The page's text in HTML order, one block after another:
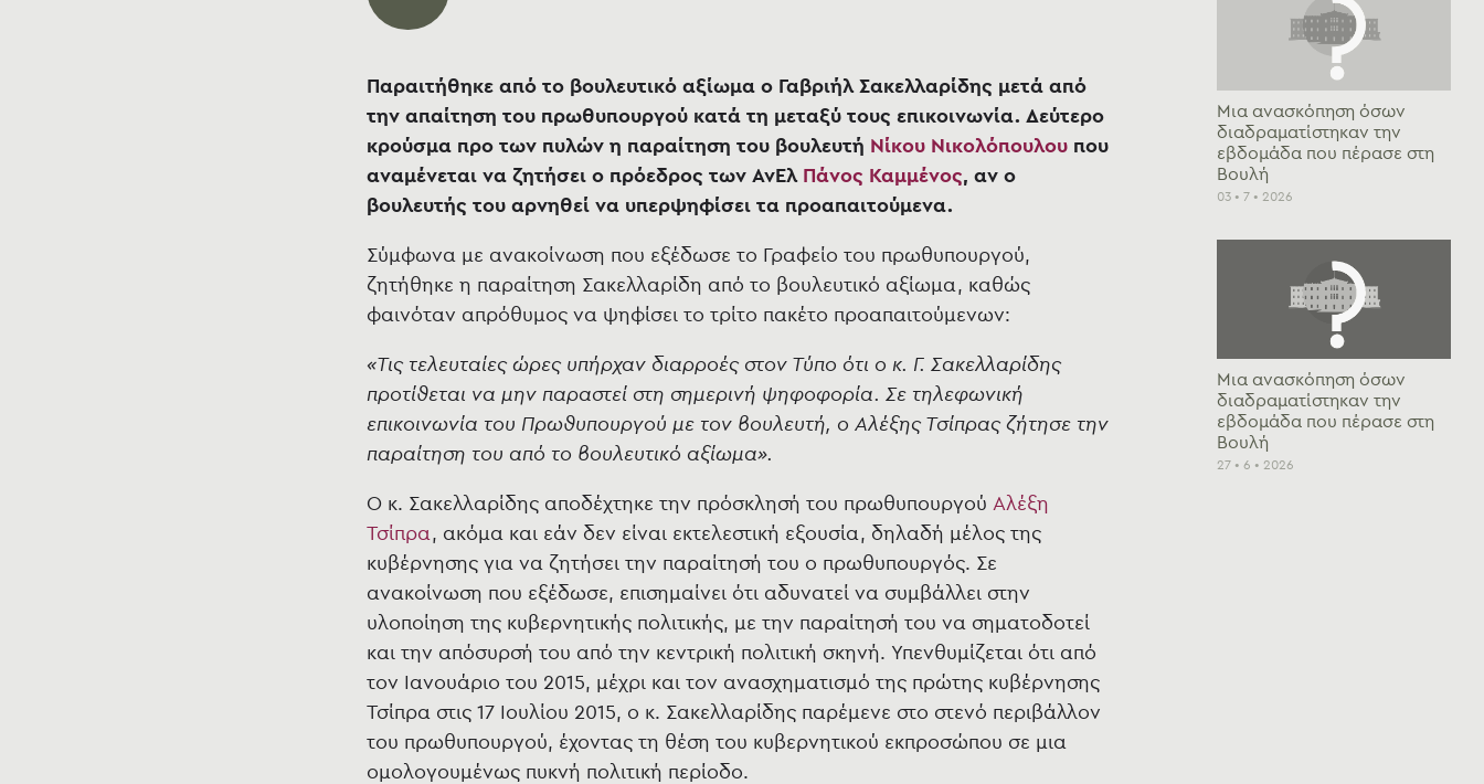
Παραιτήθηκε από το βουλευτικό αξίωμα ο Γαβριήλ Σακελλαρίδης μετά από
την απαίτηση του πρωθυπουργού κατά τη μεταξύ τους επικοινωνία. Δεύτερο
κρούσμα προ των πυλών η παραίτηση του βουλευτή Νίκου Νικολόπουλου που
αναμένεται να ζητήσει ο πρόεδρος των ΑνΕλ Πάνος Καμμένος, αν ο
βουλευτής του αρνηθεί να υπερψηφίσει τα προαπαιτούμενα.
Σύμφωνα με ανακοίνωση που εξέδωσε το Γραφείο του πρωθυπουργού,
ζητήθηκε η παραίτηση Σακελλαρίδη από το βουλευτικό αξίωμα, καθώς
φαινόταν απρόθυμος να ψηφίσει το τρίτο πακέτο προαπαιτούμενων:
«Τις τελευταίες ώρες υπήρχαν διαρροές στον Τύπο ότι ο κ. Γ. Σακελλαρίδης
προτίθεται να μην παραστεί στη σημερινή ψηφοφορία. Σε τηλεφωνική
επικοινωνία του Πρωθυπουργού με τον βουλευτή, ο Αλέξης Τσίπρας ζήτησε την
παραίτηση του από το βουλευτικό αξίωμα».
Ο κ. Σακελλαρίδης αποδέχτηκε την πρόσκλησή του πρωθυπουργού Αλέξη
Τσίπρα , ακόμα και εάν δεν είναι εκτελεστική εξουσία, δηλαδή μέλος της
κυβέρνησης για να ζητήσει την παραίτησή του ο πρωθυπουργός. Σε
ανακοίνωση που εξέδωσε, επισημαίνει ότι αδυνατεί να συμβάλλει στην
υλοποίηση της κυβερνητικής πολιτικής, με την παραίτησή του να σηματοδοτεί
και την απόσυρσή του από την κεντρική πολιτική σκηνή. Υπενθυμίζεται ότι από
τον Ιανουάριο του 2015, μέχρι και τον ανασχηματισμό της πρώτης κυβέρνησης
Τσίπρα στις 17 Ιουλίου 2015, ο κ. Σακελλαρίδης παρέμενε στο στενό περιβάλλον
του πρωθυπουργού, έχοντας τη θέση του κυβερνητικού εκπροσώπου σε μια
ομολογουμένως πυκνή πολιτική περίοδο.
Μια ανασκόπηση όσων
διαδραματίστηκαν την
εβδομάδα που πέρασε στη
Βουλή
03 • 7 • 2026
Μια ανασκόπηση όσων
διαδραματίστηκαν την
εβδομάδα που πέρασε στη
Βουλή
27 • 6 • 2026